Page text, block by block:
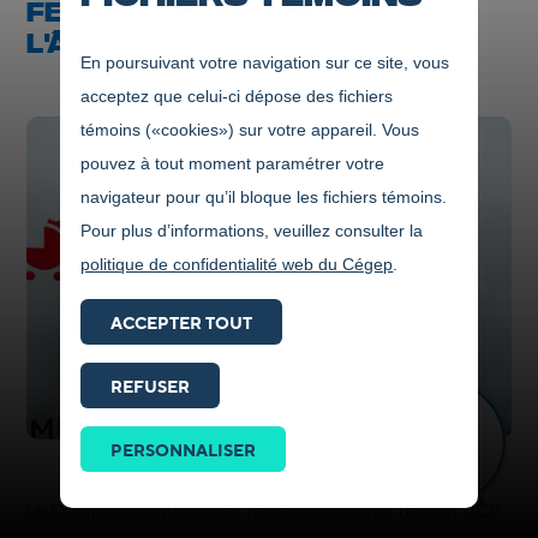
En poursuivant votre navigation sur ce site, vous
acceptez que celui-ci dépose des fichiers
témoins («cookies») sur votre appareil. Vous
pouvez à tout moment paramétrer votre
navigateur pour qu’il bloque les fichiers témoins.
Pour plus d’informations, veuillez consulter la
politique de confidentialité web du Cégep
ACCEPTER TOUT
REFUSER
PERSONNALISER
FESTIVAL INTERCOLLÉGIAL DE
L'ÂME À L'ÉCRAN DÉVOILÉS
Le Cégep de Jonquière était heureux d’accueillir l’édition 2026